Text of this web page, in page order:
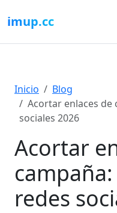
imup.cc
Inicio
Blog
Acortar enlaces de
sociales 2026
Acortar
redes